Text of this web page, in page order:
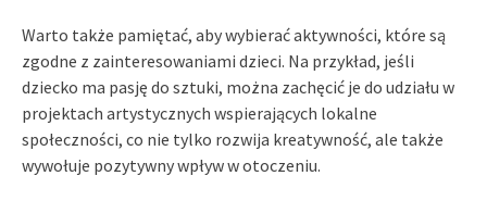
Warto także pamiętać, aby wybierać aktywności, które są
zgodne z zainteresowaniami dzieci. Na przykład, jeśli
dziecko ma pasję do sztuki, można zachęcić je do udziału w
projektach artystycznych wspierających lokalne
społeczności, co nie tylko rozwija kreatywność, ale także
wywołuje pozytywny wpływ w otoczeniu.